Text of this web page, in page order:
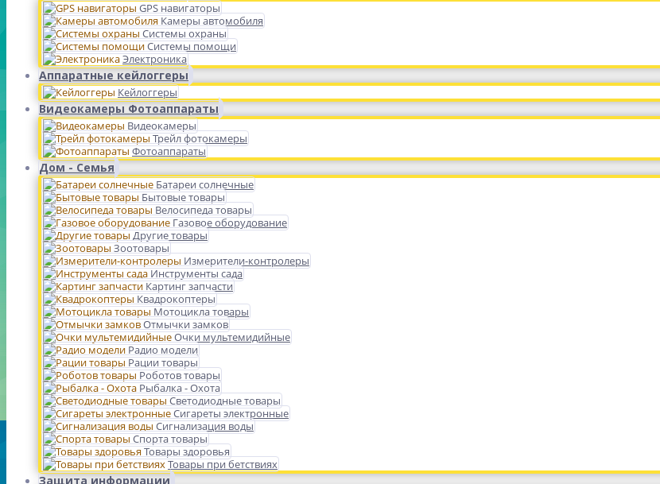
GPS навигаторы
Камеры автомобиля
Системы охраны
Системы помощи
Электроника
Аппаратные кейлоггеры
Кейлоггеры
Видеокамеры Фотоаппараты
Видеокамеры
Трейл фотокамеры
Фотоаппараты
Дом - Семья
Батареи солнечные
Бытовые товары
Велосипеда товары
Газовое оборудование
Другие товары
Зоотовары
Измерители-контролеры
Инструменты сада
Картинг запчасти
Квадрокоптеры
Мотоцикла товары
Отмычки замков
Очки мультемидийные
Радио модели
Рации товары
Роботов товары
Рыбалка - Охота
Светодиодные товары
Сигареты электронные
Сигнализация воды
Спорта товары
Товары здоровья
Товары при бетствиях
Защита информации